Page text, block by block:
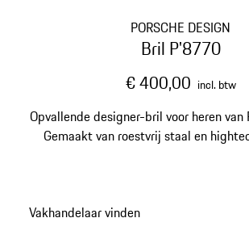
PORSCHE DESIGN
Bril P'8770
€ 400,00 incl. btw
Opvallende designer-bril voor heren van
Gemaakt van roestvrij staal en
Vakhandelaar vinden